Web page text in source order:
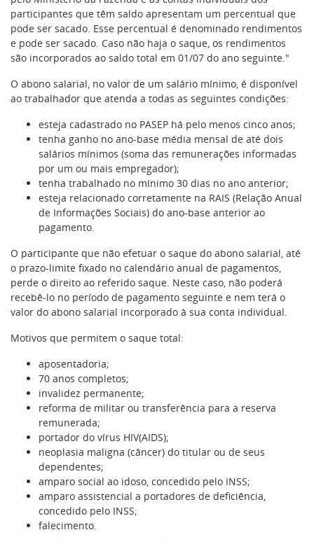
participantes que têm saldo apresentam um percentual que
pode ser sacado. Esse percentual é denominado rendimentos
e pode ser sacado. Caso não haja o saque, os rendimentos
são incorporados ao saldo total em 01/07 do ano seguinte."
O abono salarial, no valor de um salário mínimo, é disponível
ao trabalhador que atenda a todas as seguintes condições:
esteja cadastrado no PASEP há pelo menos cinco anos;
tenha ganho no ano-base média mensal de até dois
salários mínimos (soma das remunerações informadas
por um ou mais empregador);
tenha trabalhado no mínimo 30 dias no ano anterior;
esteja relacionado corretamente na RAIS (Relação Anual
de Informações Sociais) do ano-base anterior ao
pagamento.
O participante que não efetuar o saque do abono salarial, até
o prazo-limite fixado no calendário anual de pagamentos,
perde o direito ao referido saque. Neste caso, não poderá
recebê-lo no período de pagamento seguinte e nem terá o
valor do abono salarial incorporado à sua conta individual.
Motivos que permitem o saque total:
aposentadoria;
70 anos completos;
invalidez permanente;
reforma de militar ou transferência para a reserva
remunerada;
portador do vírus HIV(AIDS);
neoplasia maligna (câncer) do titular ou de seus
dependentes;
amparo social ao idoso, concedido pelo INSS;
amparo assistencial a portadores de deficiência,
concedido pelo INSS;
falecimento.